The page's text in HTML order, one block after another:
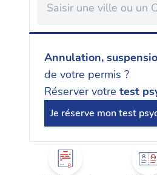
Annulation,
de votre permis ?
Réserver votre test
Je réserve mon test